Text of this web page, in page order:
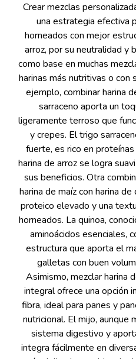
Crear mezclas
una estrategia efectiva
horneados con mejor
arroz, por su neutralidad y
como base en muchas
harinas más nutritivas o con
ejemplo, combinar harina
sarraceno aporta un
ligeramente terroso que
y crepes. El trigo
fuerte, es rico en
harina de arroz se logra
sus beneficios. Otra
harina de maíz con harina
proteico elevado y una
horneados. La quinoa,
aminoácidos esenciales,
estructura que aporta el
galletas con buen
Asimismo, mezclar harina
integral ofrece una opción
fibra, ideal para panes y
nutricional. El mijo, aunque
sistema digestivo y
integra fácilmente en